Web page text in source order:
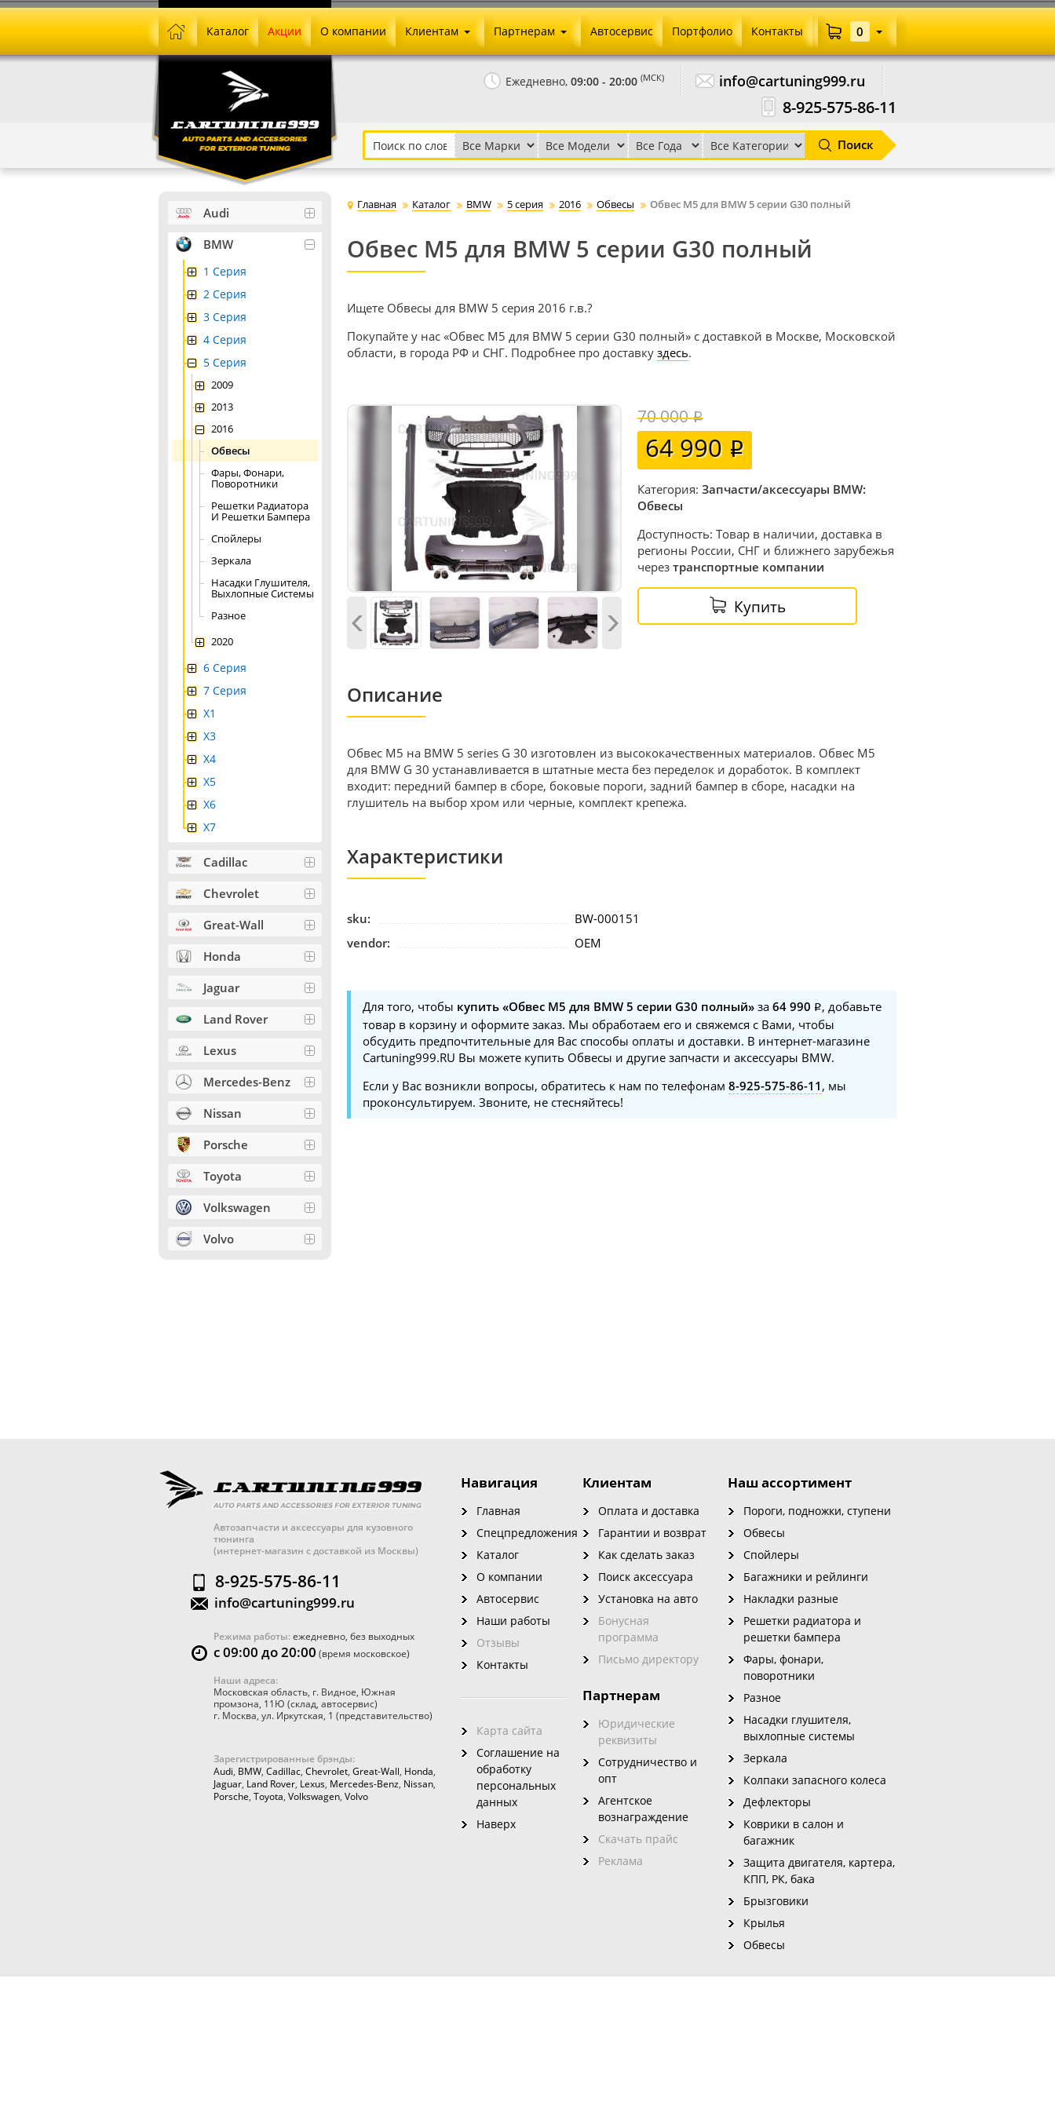
Ежедневно, 09:00 - 20:00 (МСК) info@cartuning999.ru
8-925-575-86-11
Поиск
Каталог Акции О компании Клиентам
Как сделать заказ
Установка на авто
Письмо директору
Партнерам
Агентское вознаграждение
Скачать прайс
Автосервис Портфолио Контакты 0
Главная Каталог BMW 5 серия 2016 Обвесы Обвес M5 для BMW 5 серии G30 полный
Обвес M5 для BMW 5 серии G30 полный
Ищете Обвесы для BMW 5 серия 2016 г.в.?
Покупайте у нас «Обвес M5 для BMW 5 серии G30 полный» с доставкой в Москве, Московской
области, в города РФ и СНГ. Подробнее про доставку здесь.
70 000
64 990
Категория: Запчасти/аксессуары BMW:
Обвесы
Доступность: Товар в наличии, доставка в
регионы России, СНГ и ближнего зарубежья
через транспортные компании
Купить
Описание
Обвес M5 на BMW 5 series G 30 изготовлен из высококачественных материалов. Обвес M5
для BMW G 30 устанавливается в штатные места без переделок и доработок. В комплект
входит: передний бампер в сборе, боковые пороги, задний бампер в сборе, насадки на
глушитель на выбор хром или черные, комплект крепежа.
Характеристики
sku:
BW-000151
vendor:
OEM
Для того, чтобы купить «Обвес M5 для BMW 5 серии G30 полный» за 64 990
, добавьте
товар в корзину и оформите заказ. Мы обработаем его и свяжемся с Вами, чтобы
обсудить предпочтительные для Вас способы оплаты и доставки. В интернет-магазине
Cartuning999.RU Вы можете купить Обвесы и другие запчасти и аксессуары BMW.
Если у Вас возникли вопросы, обратитесь к нам по телефонам 8-925-575-86-11 , мы
проконсультируем. Звоните, не стесняйтесь!
Audi
BMW
1 Серия
2 Серия
3 Серия
4 Серия
5 Серия
2009
2013
2016
Обвесы
Фары, Фонари,
Поворотники
Решетки Радиатора
И Решетки Бампера
Спойлеры
Зеркала
Насадки Глушителя,
Выхлопные Системы
Разное
2020
6 Серия
7 Серия
X1
X3
X4
Х5
X6
X7
Cadillac
Chevrolet
Great-Wall
Honda
Jaguar
Land Rover
Lexus
Mercedes-Benz
Nissan
Porsche
Toyota
Volkswagen
Volvo
Автозапчасти и аксессуары для кузовного
тюнинга
(интернет-магазин с доставкой из Москвы)
8-925-575-86-11
info@cartuning999.ru
Режима работы:ежедневно, без выходных
с 09:00 до 20:00 (время московское)
Наши адреса:
Московская область, г. Видное, Южная
промзона, 11Ю (склад, автосервис)
г. Москва, ул. Иркутская, 1 (представительство)
Зарегистрированные брэнды:
Audi, BMW, Cadillac, Chevrolet, Great-Wall, Honda,
Jaguar, Land Rover, Lexus, Mercedes-Benz, Nissan,
Porsche, Toyota, Volkswagen, Volvo
Наш ассортимент
Пороги, подножки, ступени
Обвесы
Спойлеры
Багажники и рейлинги
Накладки разные
Решетки радиатора и
решетки бампера
Фары, фонари,
поворотники
Разное
Насадки глушителя,
выхлопные системы
Зеркала
Колпаки запасного колеса
Дефлекторы
Коврики в салон и
багажник
Защита двигателя, картера,
КПП, РК, бака
Брызговики
Крылья
Обвесы
Навигация
Главная
Спецпредложения
Каталог
О компании
Автосервис
Наши работы
Отзывы
Контакты
Карта сайта
Соглашение на
обработку
персональных
данных
Наверх
Клиентам
Оплата и доставка
Гарантии и возврат
Как сделать заказ
Поиск аксессуара
Установка на авто
Бонусная
программа
Письмо директору
Партнерам
Юридические
реквизиты
Сотрудничество и
опт
Агентское
вознаграждение
Скачать прайс
Реклама